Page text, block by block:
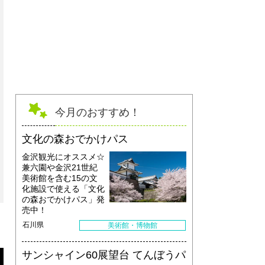
今月のおすすめ！
文化の森おでかけパス
金沢観光にオススメ☆
兼六園や金沢21世紀
美術館を含む15の文
化施設で使える「文化
の森おでかけパス」発
売中！
石川県 美術館・博物館
サンシャイン60展望台 てんぼうパ